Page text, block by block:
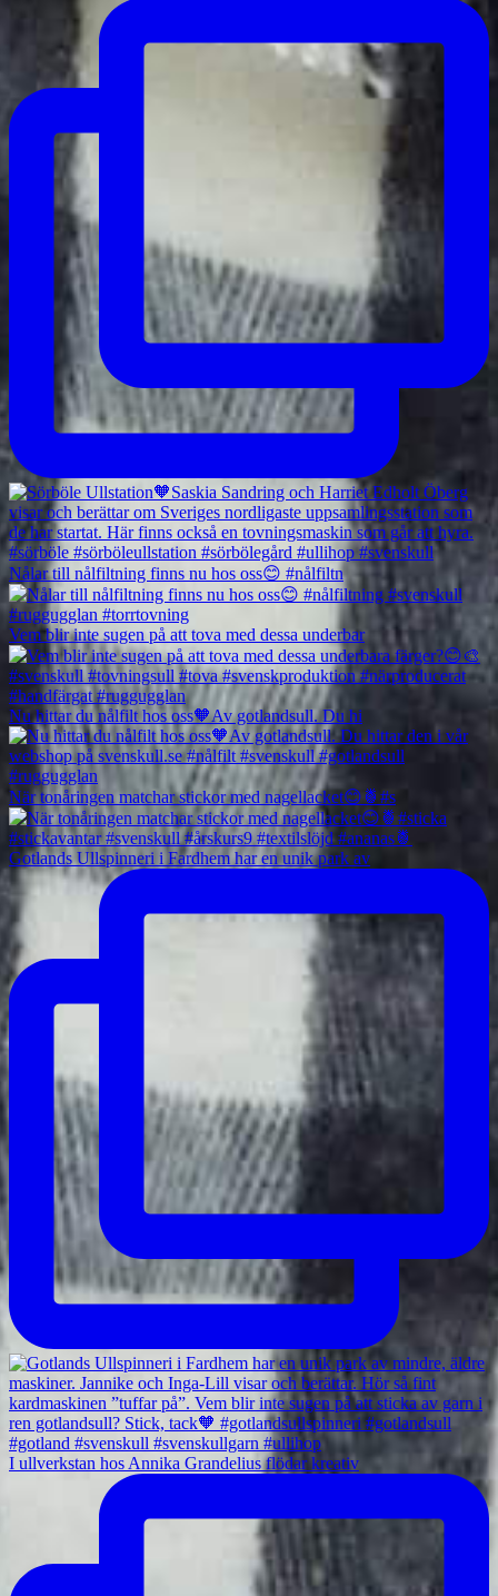
Nålar till nålfiltning finns nu hos oss😊 #nålfiltn
Vem blir inte sugen på att tova med dessa underbar
Nu hittar du nålfilt hos oss🧡Av gotlandsull. Du hi
När tonåringen matchar stickor med nagellacket😊🍍#s
Gotlands Ullspinneri i Fardhem har en unik park av
I ullverkstan hos Annika Grandelius flödar kreativ